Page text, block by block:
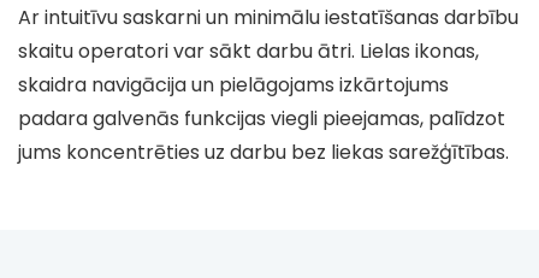
Ar intuitīvu saskarni un minimālu iestatīšanas darbību
skaitu operatori var sākt darbu ātri. Lielas ikonas,
skaidra navigācija un pielāgojams izkārtojums
padara galvenās funkcijas viegli pieejamas, palīdzot
jums koncentrēties uz darbu bez liekas sarežģītības.